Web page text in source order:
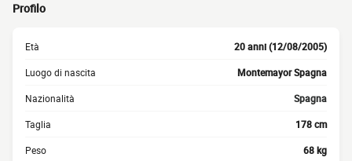
Profilo
Età 20 anni (12/08/2005)
Luogo di nascita Montemayor Spagna
Nazionalità Spagna
Taglia 178 cm
Peso 68 kg